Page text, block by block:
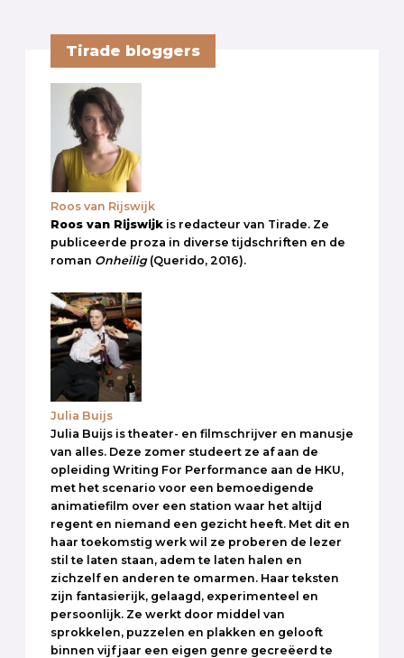
Tirade bloggers
Roos van Rijswijk
Roos van Rijswijk is redacteur van Tirade. Ze
publiceerde proza in diverse tijdschriften en de
roman Onheilig(Querido, 2016).
Julia Buijs
Julia Buijs is theater- en filmschrijver en manusje
van alles. Deze zomer studeert ze af aan de
opleiding Writing For Performance aan de HKU,
met het scenario voor een bemoedigende
animatiefilm over een station waar het altijd
regent en niemand een gezicht heeft. Met dit en
haar toekomstig werk wil ze proberen de lezer
stil te laten staan, adem te laten halen en
zichzelf en anderen te omarmen. Haar teksten
zijn fantasierijk, gelaagd, experimenteel en
persoonlijk. Ze werkt door middel van
sprokkelen, puzzelen en plakken en gelooft
binnen vijf jaar een eigen genre gecreëerd te